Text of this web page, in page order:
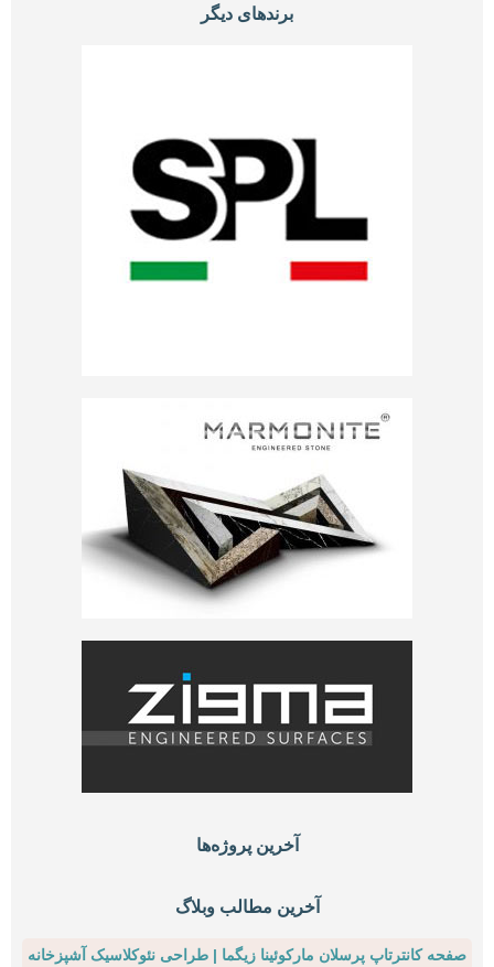
برندهای دیگر
آخرین پروژه‌ها
آخرین مطالب وبلاگ
صفحه کانترتاپ پرسلان مارکوئینا زیگما | طراحی نئوکلاسیک آشپزخانه